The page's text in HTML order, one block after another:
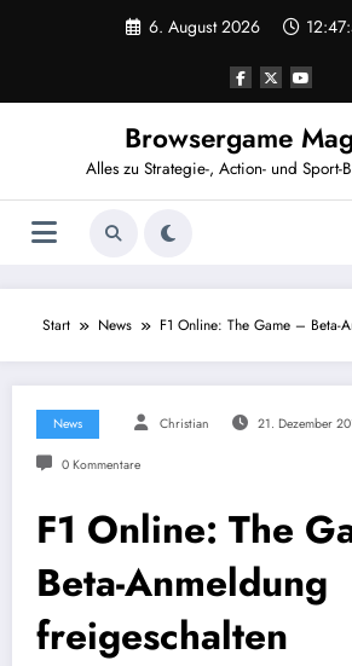
6. August 2026
Browsergame
Alles zu Strategie-, Action- und Sport-
Start News F1 Online: The Game – Beta-
News Christian 21. Dezember
0 Kommentare
F1 Online: The
Beta-Anmeldung
freigeschalten